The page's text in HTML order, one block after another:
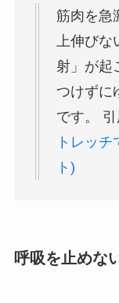
筋肉を急
上伸び
射」が起
つけずに
です。 引
トレッ
ト)
呼吸を止めな